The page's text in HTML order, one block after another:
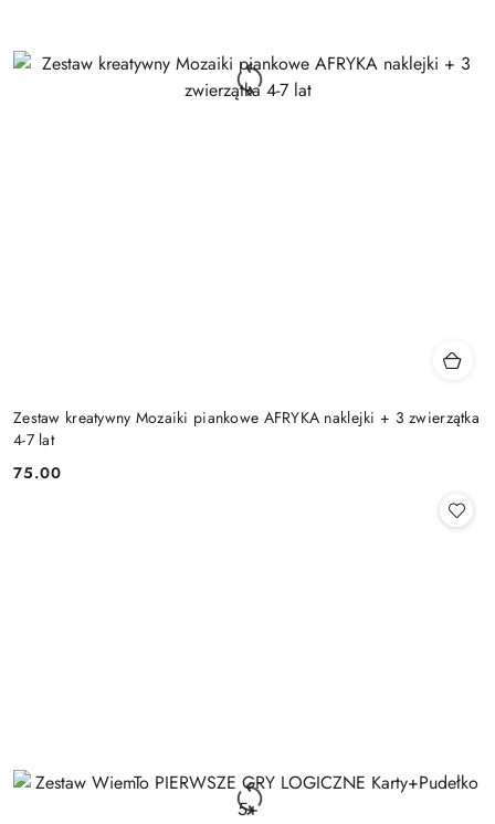
Zestaw kreatywny Mozaiki piankowe AFRYKA naklejki + 3 zwierzątka
4-7 lat
Cena:
75.00